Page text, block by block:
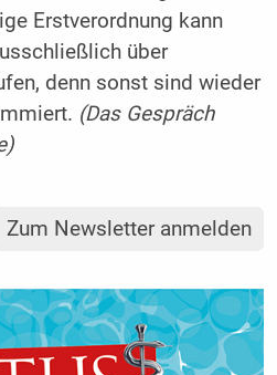
Erstverordnung kann
über
denn sonst sind wieder
(Das Gespräch
Zum Newsletter anmelden